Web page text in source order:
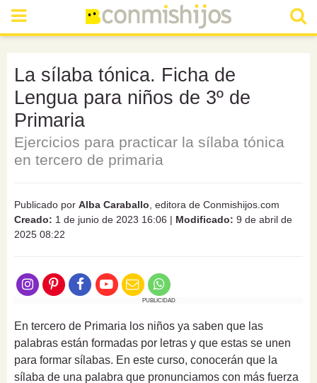
La sílaba tónica. Ficha de
Lengua para niños de 3º de
Primaria
Ejercicios para practicar la sílaba tónica
en tercero de primaria
Publicado por Alba Caraballo , editora de Conmishijos.com
Creado: 1 de junio de 2023 16:06 | Modificado: 9 de abril de
2025 08:22
PUBLICIDAD
En tercero de Primaria los niños ya saben que las
palabras están formadas por letras y que estas se unen
para formar sílabas. En este curso, conocerán que la
sílaba de una palabra que pronunciamos con más fuerza